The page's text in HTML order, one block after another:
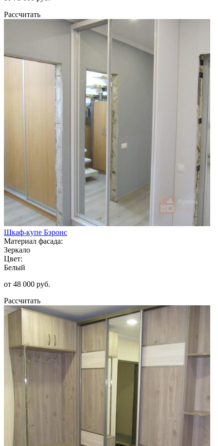
Рассчитать
Шкаф-купе Бэронс
Материал фасада:
Зеркало
Цвет:
Белый
от 48 000 руб.
Рассчитать